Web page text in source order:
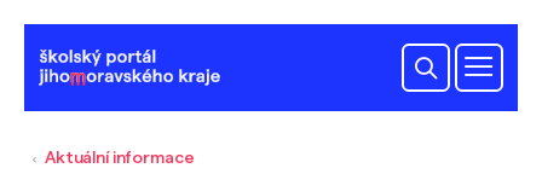
Aktuální informace